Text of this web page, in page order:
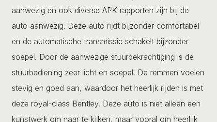
aanwezig en ook diverse APK rapporten zijn bij de
auto aanwezig. Deze auto rijdt bijzonder comfortabel
en de automatische transmissie schakelt bijzonder
soepel. Door de aanwezige stuurbekrachtiging is de
stuurbediening zeer licht en soepel. De remmen voelen
stevig en goed aan, waardoor het heerlijk rijden is met
deze royal-class Bentley. Deze auto is niet alleen een
kunstwerk om naar te kijken, maar vooral om heerlijk